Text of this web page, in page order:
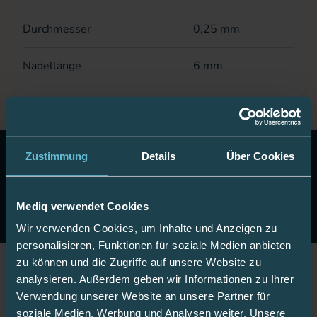
Zustimmung Details Über Cookies
Mediq verwendet Cookies
Wir verwenden Cookies, um Inhalte und Anzeigen zu
personalisieren, Funktionen für soziale Medien anbieten
zu können und die Zugriffe auf unsere Website zu
analysieren. Außerdem geben wir Informationen zu Ihrer
Verwendung unserer Website an unsere Partner für
soziale Medien, Werbung und Analysen weiter. Unsere
Durchmesser 0,25 mm
Nadellänge 6 mm
10 Euro Gutschein!
Abonnieren Sie unseren Newsletter
& erhalten Sie einen Gutschein im Wert von 10 Euro auf
Jetzt anmelden
Jetzt Fan werden!